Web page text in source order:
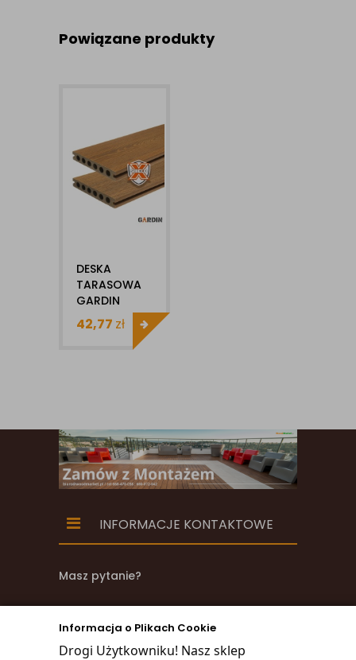
Informacja o Plikach Cookie
Drogi Użytkowniku! Nasz sklep
Powiązane produkty
DESKA
TARASOWA
GARDIN
DECO X
KOMPOZYTOWA
22X145MM X
42,77 zł
INFORMACJE KONTAKTOWE
Masz pytanie?
zadzwoń
668 470 038